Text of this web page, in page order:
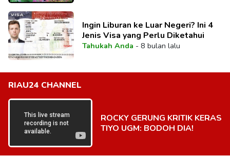
Ingin Liburan ke Luar Negeri? Ini 4
Jenis Visa yang Perlu Diketahui
Tahukah Anda - 8 bulan lalu
RIAU24 CHANNEL
ROCKY GERUNG KRITIK KERAS
TIYO UGM: BODOH DIA!